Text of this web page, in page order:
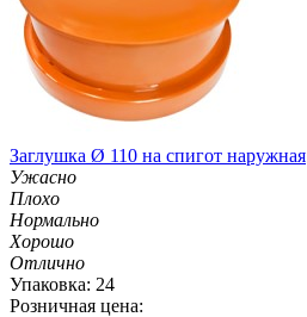
Заглушка Ø 110 на спигот наружная
Ужасно
Плохо
Нормально
Хорошо
Отлично
Упаковка: 24
Розничная цена: